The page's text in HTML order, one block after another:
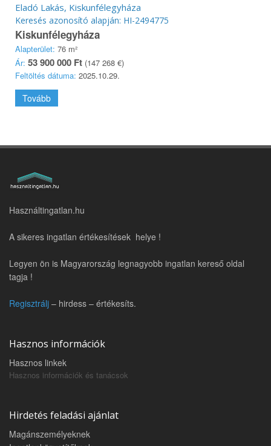
Eladó Lakás, Kiskunfélegyháza
Keresés azonosító alapján: HI-2494775
Kiskunfélegyháza
Alapterület: 76 m²
Ár: 53 900 000 Ft (147 268 €)
Feltöltés dátuma: 2025.10.29.
Tovább
Használtingatlan.hu
A sikeres ingatlan értékesítések helye !
Legyen ön is Magyarország legnagyobb ingatlan kereső oldal
tagja !
Regisztrálj – hirdess – értékesíts.
Hasznos információk
Hasznos linkek
Hasznos információk és tanácsok
Hirdetés feladási ajánlat
Magánszemélyeknek